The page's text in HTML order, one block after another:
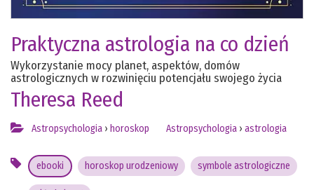
Praktyczna astrologia na co dzień
Wykorzystanie mocy planet, aspektów, domów
astrologicznych w rozwinięciu potencjału swojego życia
Theresa Reed
Astropsychologia › horoskop Astropsychologia › astrologia
ebooki horoskop urodzeniowy symbole astrologiczne